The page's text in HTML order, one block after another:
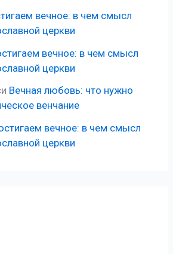
вечное: в чем смысл
церкви
вечное: в чем смысл
церкви
Вечная любовь: что нужно
венчание
вечное: в чем смысл
церкви